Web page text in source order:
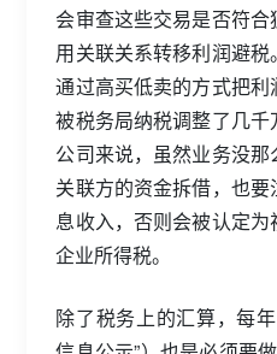
会审查这些交易是否符
用关联关系转移利润避税
通过高买低卖的方式把
被税务局纳税调整了几
公司来说，虽然业务没
关联方的资金拆借，也
息收入，否则会被认定
企业所得税。
除了税务上的汇算，每